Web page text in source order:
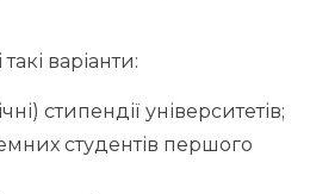
варіанти:
стипендії університетів;
студентів першого